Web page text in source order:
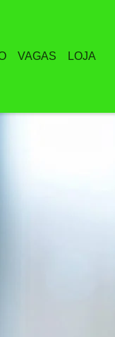
VAGAS LOJA